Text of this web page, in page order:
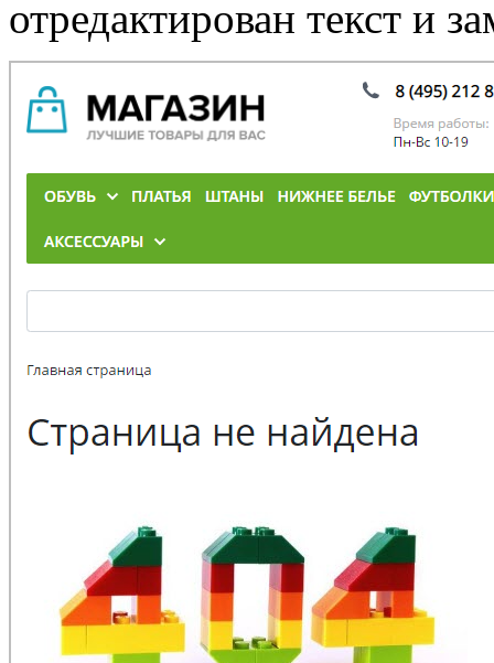
отредактирован текст и